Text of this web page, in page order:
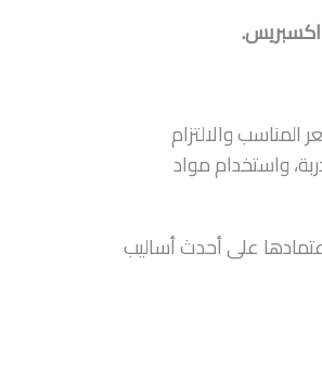
والالتزام
واستخدام مواد
على أحدث أساليب